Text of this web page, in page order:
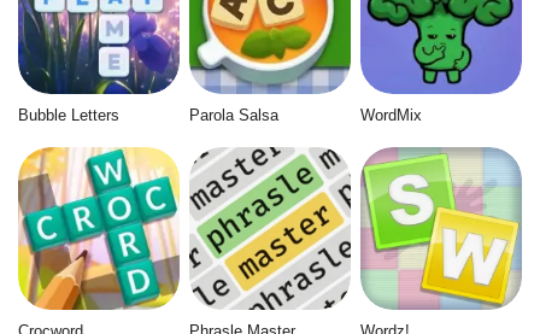
Bubble Letters Parola Salsa WordMix